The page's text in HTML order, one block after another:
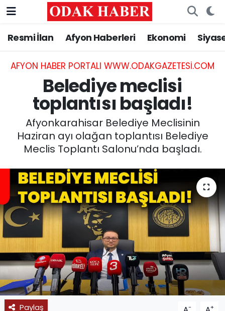
Resmi İlan Afyon Haberleri Ekonomi
AFYON HABER PORTALI WWW.ODAKGAZETESI.COM
Belediye meclisi
toplantısı başladı!
Afyonkarahisar Belediye Meclisinin
Haziran ayı olağan toplantısı Belediye
Meclis Toplantı Salonu’nda başladı.
Paylaş - +
AFYONKARAHİSAR HABERLERİ
Resmi İlan
ASAYİŞ
GÜNCEL
SİYASET
EĞİTİM
MAGAZİN
SAĞLIK
11:11 MANŞET
Afyonkarahisar Nöbetçi Eczaneler
Afyonkarahisar Hava Durumu
Afyonkarahisar Namaz Vakitleri
Afyonkarahisar Trafik Yoğunluk Haritası
Süper Lig Puan Durumu ve Fikstür
Tüm Manşetler
Son Dakika Haberleri
Haber Arşivi